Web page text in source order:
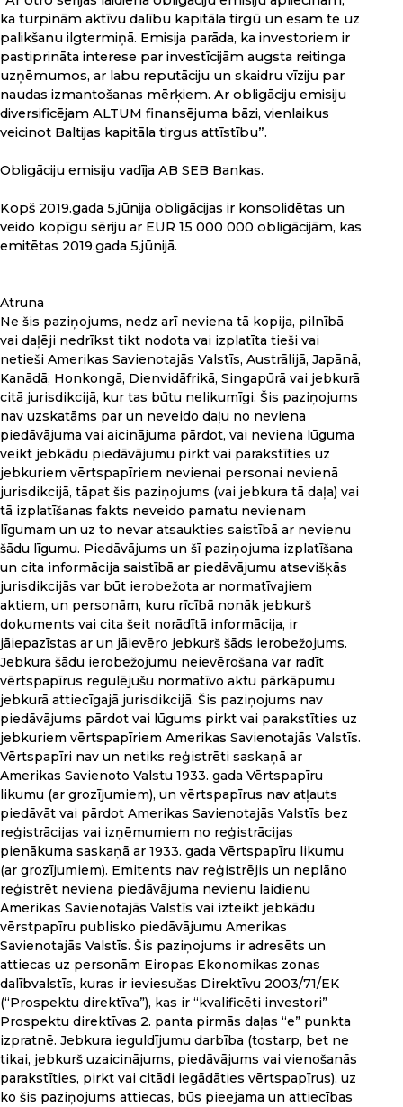
ka turpinām aktīvu dalību kapitāla tirgū un esam te uz
palikšanu ilgtermiņā. Emisija parāda, ka investoriem ir
pastiprināta interese par investīcijām augsta reitinga
uzņēmumos, ar labu reputāciju un skaidru vīziju par
naudas izmantošanas mērķiem. Ar obligāciju emisiju
diversificējam ALTUM finansējuma bāzi, vienlaikus
veicinot Baltijas kapitāla tirgus attīstību”.
Obligāciju emisiju vadīja AB SEB Bankas.
Kopš 2019.gada 5.jūnija obligācijas ir konsolidētas un
veido kopīgu sēriju ar EUR 15 000 000 obligācijām, kas
emitētas 2019.gada 5.jūnijā.
Atruna
Ne šis paziņojums, nedz arī neviena tā kopija, pilnībā
vai daļēji nedrīkst tikt nodota vai izplatīta tieši vai
netieši Amerikas Savienotajās Valstīs, Austrālijā, Japānā,
Kanādā, Honkongā, Dienvidāfrikā, Singapūrā vai jebkurā
citā jurisdikcijā, kur tas būtu nelikumīgi. Šis paziņojums
nav uzskatāms par un neveido daļu no neviena
piedāvājuma vai aicinājuma pārdot, vai neviena lūguma
veikt jebkādu piedāvājumu pirkt vai parakstīties uz
jebkuriem vērtspapīriem nevienai personai nevienā
jurisdikcijā, tāpat šis paziņojums (vai jebkura tā daļa) vai
tā izplatīšanas fakts neveido pamatu nevienam
līgumam un uz to nevar atsaukties saistībā ar nevienu
šādu līgumu. Piedāvājums un šī paziņojuma izplatīšana
un cita informācija saistībā ar piedāvājumu atsevišķās
jurisdikcijās var būt ierobežota ar normatīvajiem
aktiem, un personām, kuru rīcībā nonāk jebkurš
dokuments vai cita šeit norādītā informācija, ir
jāiepazīstas ar un jāievēro jebkurš šāds ierobežojums.
Jebkura šādu ierobežojumu neievērošana var radīt
vērtspapīrus regulējušu normatīvo aktu pārkāpumu
jebkurā attiecīgajā jurisdikcijā. Šis paziņojums nav
piedāvājums pārdot vai lūgums pirkt vai parakstīties uz
jebkuriem vērtspapīriem Amerikas Savienotajās Valstīs.
Vērtspapīri nav un netiks reģistrēti saskaņā ar
Amerikas Savienoto Valstu 1933. gada Vērtspapīru
likumu (ar grozījumiem), un vērtspapīrus nav atļauts
piedāvāt vai pārdot Amerikas Savienotajās Valstīs bez
reģistrācijas vai izņēmumiem no reģistrācijas
pienākuma saskaņā ar 1933. gada Vērtspapīru likumu
(ar grozījumiem). Emitents nav reģistrējis un neplāno
reģistrēt neviena piedāvājuma nevienu laidienu
Amerikas Savienotajās Valstīs vai izteikt jebkādu
vērstpapīru publisko piedāvājumu Amerikas
Savienotajās Valstīs. Šis paziņojums ir adresēts un
attiecas uz personām Eiropas Ekonomikas zonas
dalībvalstīs, kuras ir ieviesušas Direktīvu 2003/71/EK
(“Prospektu direktīva”), kas ir “kvalificēti investori”
Prospektu direktīvas 2. panta pirmās daļas “e” punkta
izpratnē. Jebkura ieguldījumu darbība (tostarp, bet ne
tikai, jebkurš uzaicinājums, piedāvājums vai vienošanās
parakstīties, pirkt vai citādi iegādāties vērtspapīrus), uz
ko šis paziņojums attiecas, būs pieejama un attiecības